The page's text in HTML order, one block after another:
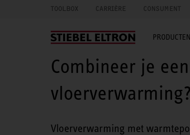
TOOLBOX CARRIÈRE CONSUMENT
PRODUCTEN
Combineer je
vloerverwarming?
Vloerverwarming met